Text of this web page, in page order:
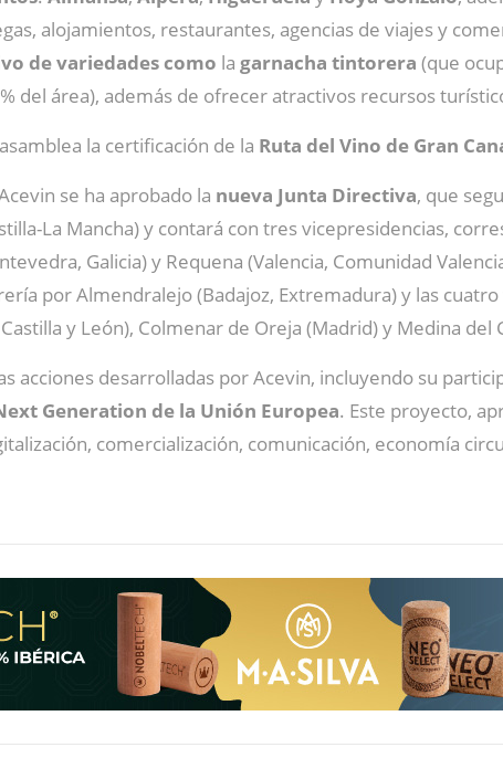
alojamientos, restaurantes, agencias de viajes y
de variedades como la garnacha tintorera (que
del área), además de ofrecer atractivos recursos
la certificación de la Ruta del Vino de Gran
se ha aprobado la nueva Junta Directiva, que
La Mancha) y contará con tres vicepresidencias,
Galicia) y Requena (Valencia, Comunidad
por Almendralejo (Badajoz, Extremadura) y las
y León), Colmenar de Oreja (Madrid) y Medina del
acciones desarrolladas por Acevin, incluyendo su
Generation de la Unión Europea. Este proyecto,
comercialización, comunicación, economía